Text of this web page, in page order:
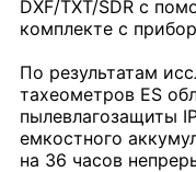
DXF/TXT/SDR с
комплекте с
По результатам
тахеометров ES
пылевлагозащиты
емкостного
на 36 часов